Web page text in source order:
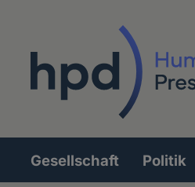
Hauptnavigation
Gesellschaft Politik